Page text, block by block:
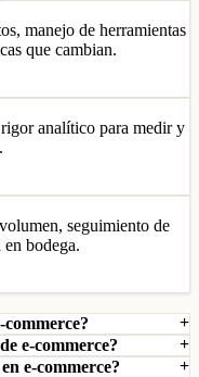
manejo de herramientas
que cambian.
analítico para medir y
seguimiento de
bodega.
e-commerce?
e-commerce?